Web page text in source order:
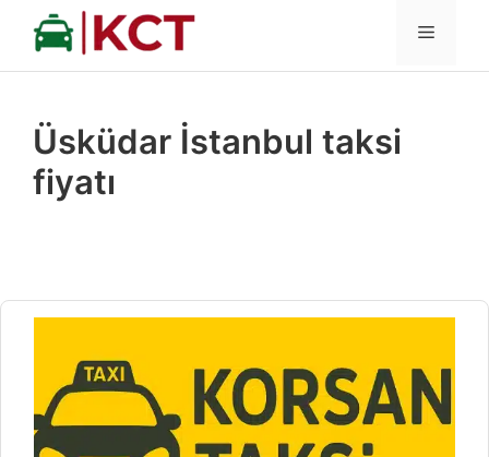
İçeriğe
MENÜ
Üsküdar İstanbul taksi
fiyatı